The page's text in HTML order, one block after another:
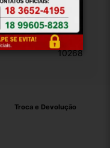
False
Brasil
10268
Troca e Devolução